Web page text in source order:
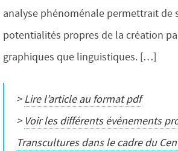
analyse phénoménale permettrait de
potentialités propres de la création
graphiques que linguistiques. […]
>Lire l’article au format pdf
> Voir les différents événements
Transcultures dans le cadre du